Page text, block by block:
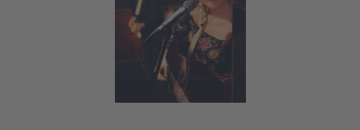
Liederbuch - www.liederbuch-zwickau.de​